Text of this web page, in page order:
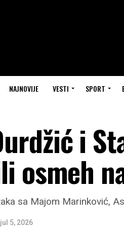
NAJNOVIJE VESTI SPORT
i
osmeh
sa Majom Marinković,
jul 5, 2026